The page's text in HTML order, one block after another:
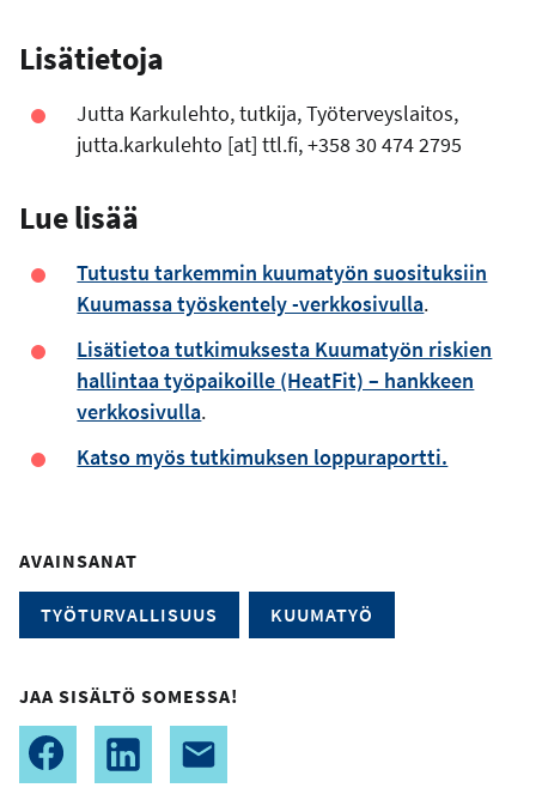
Lisätietoja
Jutta Karkulehto, tutkija, Työterveyslaitos,
jutta.karkulehto [at]ttl.fi, +358 30 474 2795
Lue lisää
Tutustu tarkemmin kuumatyön suosituksiin
Kuumassa työskentely -verkkosivulla.
Lisätietoa tutkimuksesta Kuumatyön riskien
hallintaa työpaikoille (HeatFit) – hankkeen
verkkosivulla.
Katso myös tutkimuksen loppuraportti.
AVAINSANAT
TYÖTURVALLISUUS KUUMATYÖ
JAA SISÄLTÖ SOMESSA!